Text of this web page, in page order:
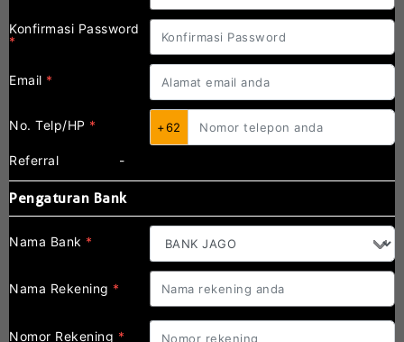
Konfirmasi Password
*
Email *
No. Telp/HP * +62
Referral -
Pengaturan Bank
Nama Bank *
Nama Rekening *
Nomor Rekening *